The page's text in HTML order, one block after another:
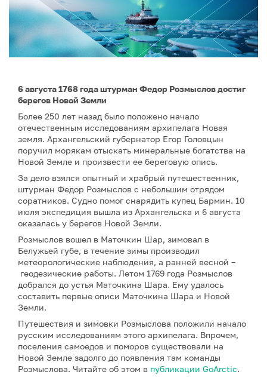
6 августа 1768 года штурман Федор Розмыслов достиг
берегов Новой Земли
Более 250 лет назад было положено начало
отечественным исследованиям архипелага Новая
земля. Архангельский губернатор Егор Головцын
поручил морякам отыскать минеральные богатства на
Новой Земле и произвести ее береговую опись.
За дело взялся опытный и храбрый путешественник,
штурман Федор Розмыслов с небольшим отрядом
соратников. Судно помог снарядить купец Бармин. 10
июля экспедиция вышла из Архангельска и 6 августа
оказалась у берегов Новой Земли.
Розмыслов вошел в Маточкин Шар, зимовал в
Белужьей губе, в течение зимы производил
метеорологические наблюдения, а ранней весной –
геодезические работы. Летом 1769 года Розмыслов
добрался до устья Маточкина Шара. Ему удалось
составить первые описи Маточкина Шара и Новой
Земли.
Путешествия и зимовки Розмыслова положили начало
русским исследованиям этого архипелага. Впрочем,
поселения самоедов и поморов существовали на
Новой Земле задолго до появления там команды
Розмыслова. Читайте об этом в публикации GoArctic.